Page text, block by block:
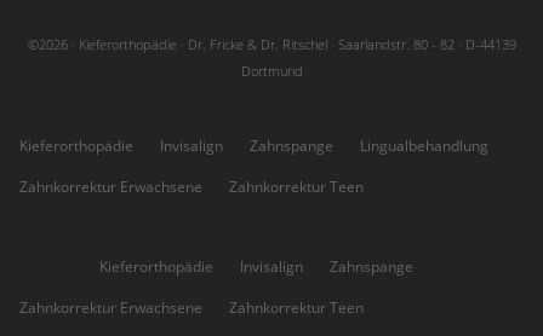
©2026 · Kieferorthopädie · Dr. Fricke & Dr. Ritschel · Saarlandstr. 80 - 82 · D-44139
Dortmund
Kieferorthopädie Invisalign Zahnspange
Lingualbehandlung
Zahnkorrektur Erwachsene
Zahnkorrektur Teen
Kieferorthopädie Invisalign
Zahnspange
Zahnkorrektur Erwachsene
Zahnkorrektur Teen